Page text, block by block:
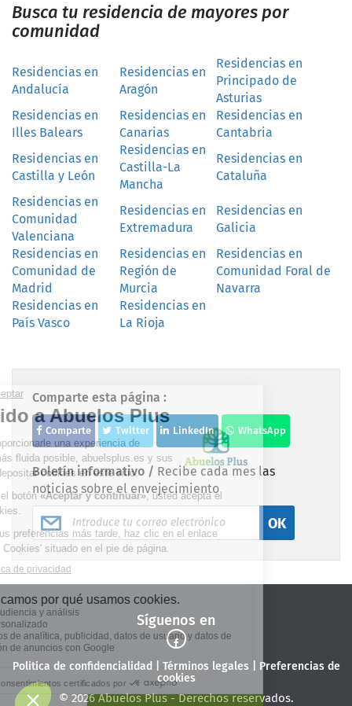
Busca tu residencia de mayores por
comunidad
Residencias en
Andalucía
Residencias en
Aragón
Residencias en
Principado de
Asturias
Residencias en
Illes Balears
Residencias en
Canarias
Residencias en
Cantabria
Residencias en
Castilla y León
Residencias en
Castilla-La
Mancha
Residencias en
Cataluña
Residencias en
Comunidad
Valenciana
Residencias en
Extremadura
Residencias en
Galicia
Residencias en
Comunidad de
Madrid
Residencias en
Región de
Murcia
Residencias en
Comunidad Foral de
Navarra
Residencias en
País Vasco
Residencias en
La Rioja
Comparte esta página :
Comparte Twitter LinkedIn WhatsApp
Boletín informativo / Recibe cada mes las
noticias sobre el envejecimiento
OK
Síguenos en
Politica de confidencialidad Términos legales| Preferencias de
cookies
© 2026 Abuelos Plus - Derechos reservados.